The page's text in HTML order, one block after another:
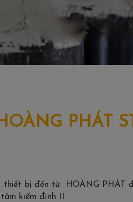
PHÁT
thiết bị đến từ HOÀNG PHÁT
kiểm định II.